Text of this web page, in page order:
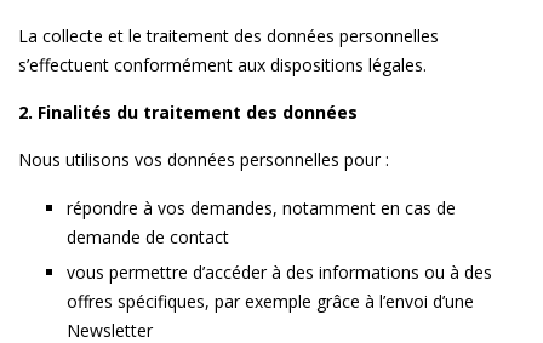
La collecte et le traitement des données personnelles
s’effectuent conformément aux dispositions légales.
2. Finalités du traitement des données
Nous utilisons vos données personnelles pour :
répondre à vos demandes, notamment en cas de
demande de contact
vous permettre d’accéder à des informations ou à des
offres spécifiques, par exemple grâce à l’envoi d’une
Newsletter